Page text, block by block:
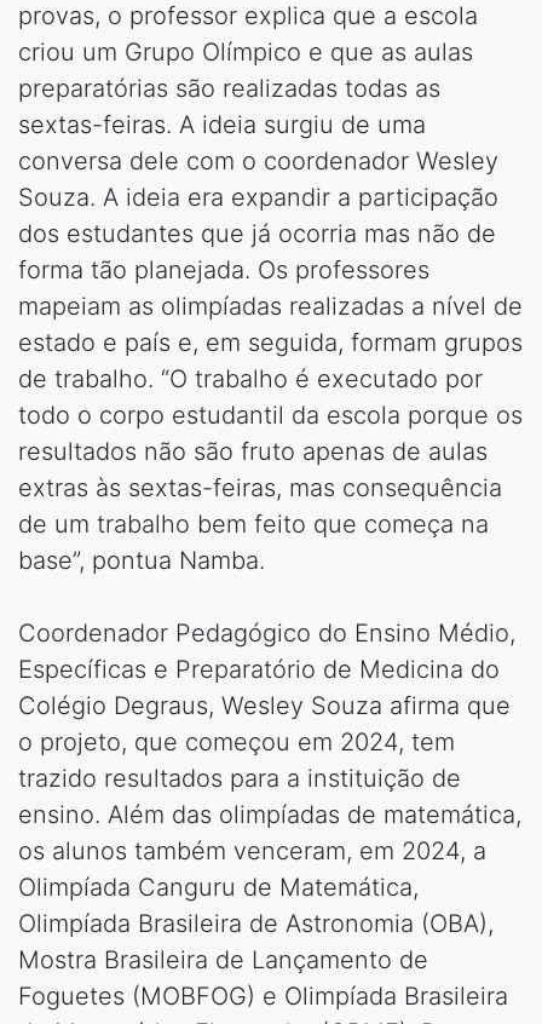
provas, o professor explica que a escola
criou um Grupo Olímpico e que as aulas
preparatórias são realizadas todas as
sextas-feiras. A ideia surgiu de uma
conversa dele com o coordenador Wesley
Souza. A ideia era expandir a participação
dos estudantes que já ocorria mas não de
forma tão planejada. Os professores
mapeiam as olimpíadas realizadas a nível de
estado e país e, em seguida, formam grupos
de trabalho. “O trabalho é executado por
todo o corpo estudantil da escola porque os
resultados não são fruto apenas de aulas
extras às sextas-feiras, mas consequência
de um trabalho bem feito que começa na
base”, pontua Namba.
Coordenador Pedagógico do Ensino Médio,
Específicas e Preparatório de Medicina do
Colégio Degraus, Wesley Souza afirma que
o projeto, que começou em 2024, tem
trazido resultados para a instituição de
ensino. Além das olimpíadas de matemática,
os alunos também venceram, em 2024, a
Olimpíada Canguru de Matemática,
Olimpíada Brasileira de Astronomia (OBA),
Mostra Brasileira de Lançamento de
Foguetes (MOBFOG) e Olimpíada Brasileira